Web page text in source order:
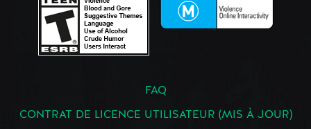
FAQ
CONTRAT DE LICENCE UTILISATEUR (MIS À JOUR)